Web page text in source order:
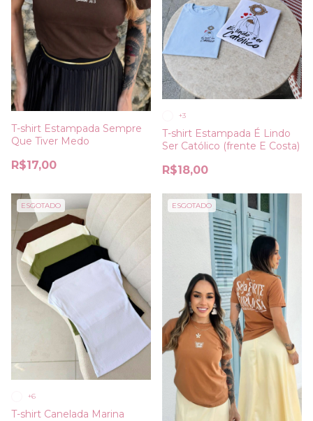
T-shirt Estampada Sempre
Que Tiver Medo
R$17,00
T-shirt Estampada É Lindo
Ser Católico (frente E Costa)
R$18,00
+3
ESGOTADO
T-shirt Canelada Marina
+6
ESGOTADO